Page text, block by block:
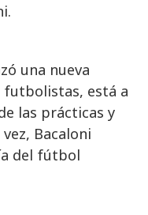
una nueva
futbolistas, está a
las prácticas y
Bacaloni
del fútbol